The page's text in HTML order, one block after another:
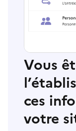
Vous
ces
votre